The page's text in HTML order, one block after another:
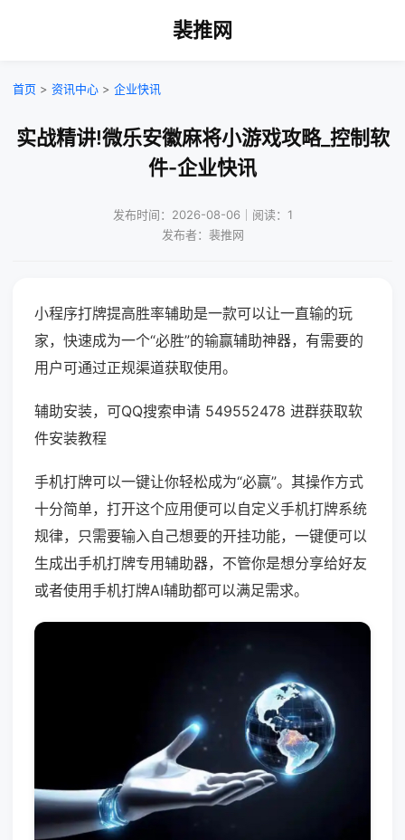
裴推网
首页 > 资讯中心 > 企业快讯
实战精讲!微乐安徽麻将小游戏攻略_控制软
件-企业快讯
发布时间：2026-08-06｜阅读：1
发布者：裴推网
小程序打牌提高胜率辅助是一款可以让一直输的玩
家，快速成为一个“必胜”的输赢辅助神器，有需要的
用户可通过正规渠道获取使用。
辅助安装，可QQ搜索申请 549552478 进群获取软
件安装教程
手机打牌可以一键让你轻松成为“必赢”。其操作方式
十分简单，打开这个应用便可以自定义手机打牌系统
规律，只需要输入自己想要的开挂功能，一键便可以
生成出手机打牌专用辅助器，不管你是想分享给好友
或者使用手机打牌AI辅助都可以满足需求。